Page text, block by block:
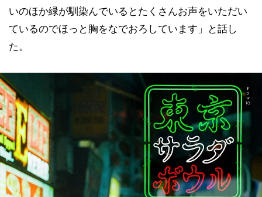
いのほか緑が馴染んでいるとたくさんお声をいただい
ているのでほっと胸をなでおろしています」と話し
た。